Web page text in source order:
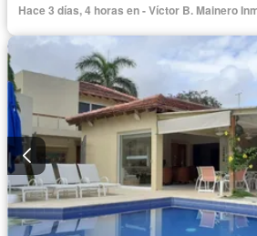
Hace 3 días, 4 horas en - Víctor B. Mainero